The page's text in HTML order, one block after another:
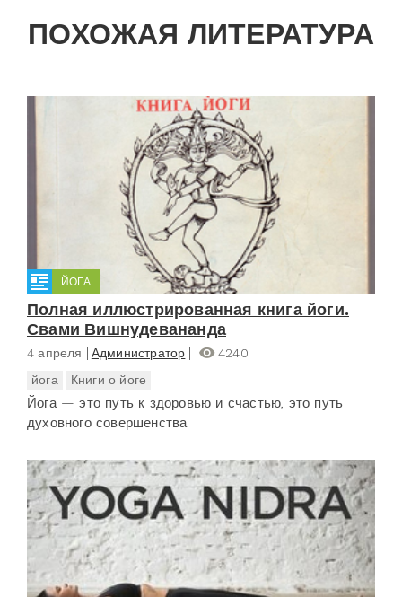
ПОХОЖАЯ ЛИТЕРАТУРА
ЙОГА
Полная иллюстрированная книга йоги.
Свами Вишнудевананда
4 апреля Администратор
4240
йога
Книги о йоге
Йога — это путь к здоровью и счастью, это путь
духовного совершенства.